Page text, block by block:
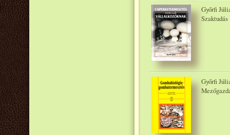
Győrfi
Győrfi